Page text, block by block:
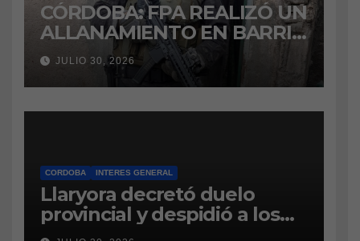
CÓRDOBA: FPA REALIZÓ UN
ALLANAMIENTO EN BARRIO
VILLA BOEDO
RELACIONADO CON UNA
CAUSA DE DROGAS EN LA
CÁRCEL DE BOUWER
JULIO 30, 2026
CORDOBA INTERES GENERAL
Llaryora decretó duelo
provincial y despidió a los
bomberos cordobeses